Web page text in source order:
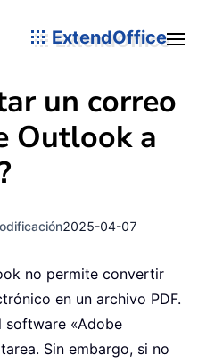
ExtendOffice
un correo
Outlook a
2025-04-07
no permite convertir
en un archivo PDF.
software «Adobe
Sin embargo, si no